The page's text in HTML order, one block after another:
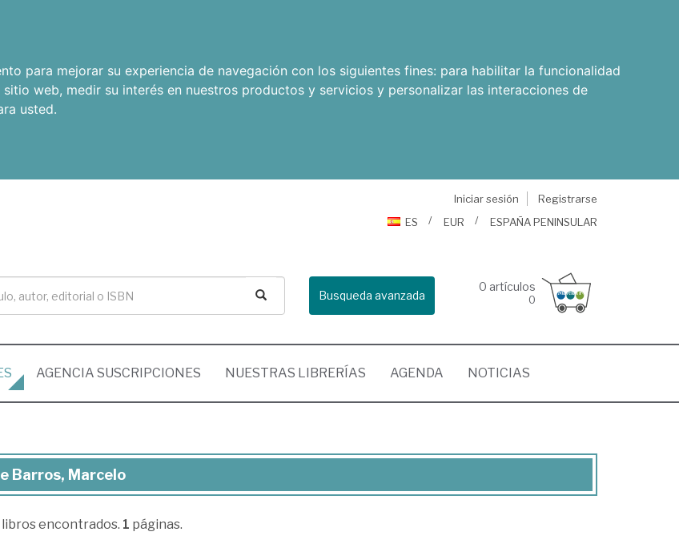
para mejorar su experiencia de navegación con los siguientes fines: para habilitar la funcionalidad
sitio web, medir su interés en nuestros productos y servicios y personalizar las interacciones de
usted.
Iniciar sesión
Registrarse
ES
EUR ESPAÑA PENINSULAR
Busqueda avanzada
0 artículos
0
AGENCIA SUSCRIPCIONES NUESTRAS LIBRERÍAS AGENDA NOTICIAS
Barros, Marcelo
libros encontrados. 1 páginas.